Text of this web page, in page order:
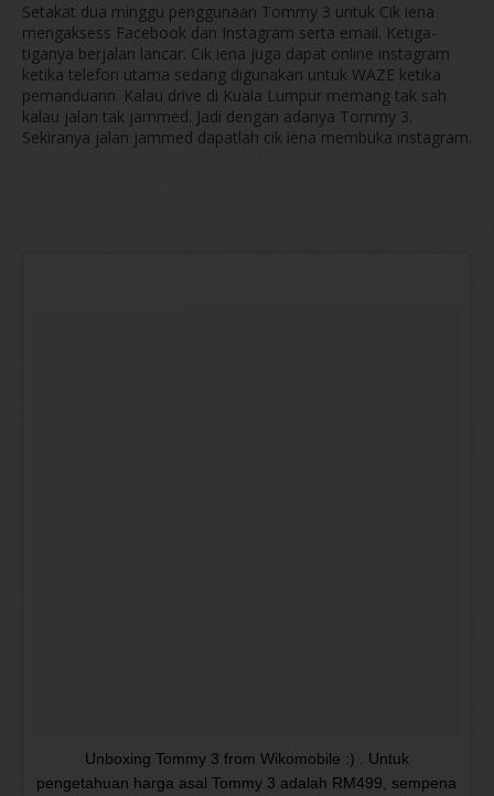
Setakat dua minggu penggunaan Tommy 3 untuk Cik iena
mengaksess Facebook dan Instagram serta email. Ketiga-
tiganya berjalan lancar. Cik iena juga dapat online instagram
ketika telefon utama sedang digunakan untuk WAZE ketika
pemanduann. Kalau drive di Kuala Lumpur memang tak sah
kalau jalan tak jammed. Jadi dengan adanya Tommy 3.
Sekiranya jalan jammed dapatlah cik iena membuka instagram.
Unboxing Tommy 3 from Wikomobile :) . Untuk
pengetahuan harga asal Tommy 3 adalah RM499, sempena